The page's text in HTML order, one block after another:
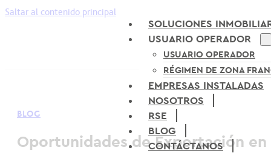
Saltar al contenido principal
SOLUCIONES
USUARIO OPERADOR
USUARIO OPERADOR
RÉGIMEN DE ZONA
EMPRESAS INSTALADAS
NOSOTROS
RSE
BLOG
CONTÁCTANOS
BLOG
Oportunidades de Exportación